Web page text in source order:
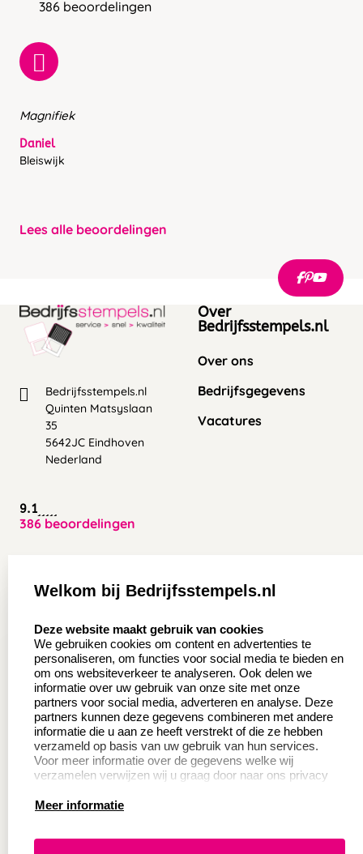
386 beoordelingen
Magnifiek
Daniel
Bleiswijk
Lees alle beoordelingen
Bedrijfsstempels.nl
Quinten Matsyslaan
35
5642JC Eindhoven
Nederland
9.1
386 beoordelingen
Over
Bedrijfsstempels.nl
Over ons
Bedrijfsgegevens
Vacatures
Wederverkoper
worden
Sale
Betaling & Verzending
Veel gestelde vragen
Retourneren
Herroepingsrecht
Productinformatie:
Instructie voor
Welkom bij Bedrijfsstempels.nl
Deze website maakt gebruik van cookies
We gebruiken cookies om content en advertenties te
personaliseren, om functies voor social media te bieden en
om ons websiteverkeer te analyseren. Ook delen we
informatie over uw gebruik van onze site met onze
partners voor social media, adverteren en analyse. Deze
partners kunnen deze gegevens combineren met andere
informatie die u aan ze heeft verstrekt of die ze hebben
verzameld op basis van uw gebruik van hun services.
Voor meer informatie over de gegevens welke wij
verzamelen verwijzen wij u graag door naar ons privacy
Meer informatie